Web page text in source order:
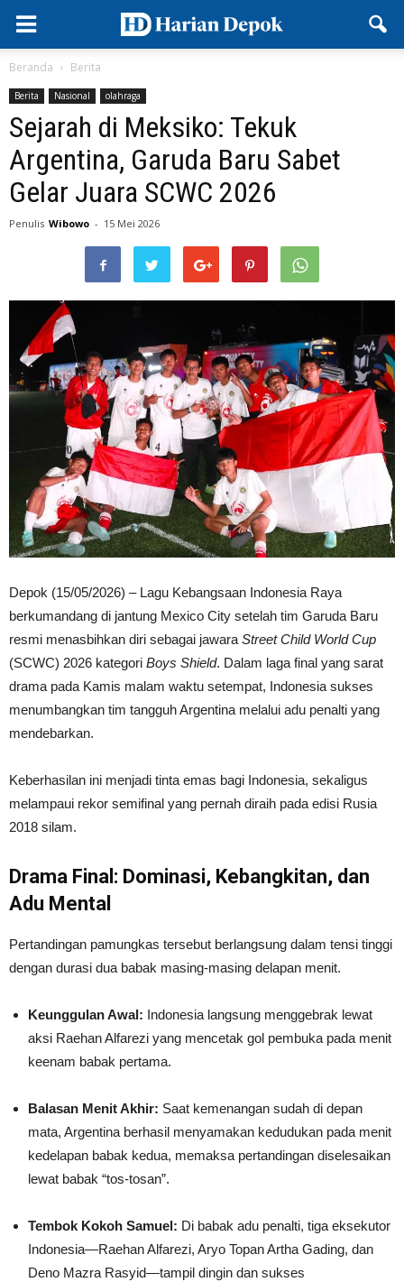
Beranda Berita
Berita Nasional olahraga
Sejarah di Meksiko: Tekuk
Argentina, Garuda Baru Sabet
Gelar Juara SCWC 2026
Penulis Wibowo - 15 Mei 2026
Depok (15/05/2026) – Lagu Kebangsaan Indonesia Raya
berkumandang di jantung Mexico City setelah tim Garuda Baru
resmi menasbihkan diri sebagai jawara Street Child World Cup
(SCWC) 2026 kategori Boys Shield. Dalam laga final yang sarat
drama pada Kamis malam waktu setempat, Indonesia sukses
menumbangkan tim tangguh Argentina melalui adu penalti yang
mendebarkan.
Keberhasilan ini menjadi tinta emas bagi Indonesia, sekaligus
melampaui rekor semifinal yang pernah diraih pada edisi Rusia
2018 silam.
Drama Final: Dominasi, Kebangkitan, dan
Adu Mental
Pertandingan pamungkas tersebut berlangsung dalam tensi tinggi
dengan durasi dua babak masing-masing delapan menit.
Keunggulan Awal: Indonesia langsung menggebrak lewat
aksi Raehan Alfarezi yang mencetak gol pembuka pada menit
keenam babak pertama.
Balasan Menit Akhir: Saat kemenangan sudah di depan
mata, Argentina berhasil menyamakan kedudukan pada menit
kedelapan babak kedua, memaksa pertandingan diselesaikan
lewat babak “tos-tosan”.
Tembok Kokoh Samuel: Di babak adu penalti, tiga eksekutor
Indonesia—Raehan Alfarezi, Aryo Topan Artha Gading, dan
Deno Mazra Rasyid—tampil dingin dan sukses